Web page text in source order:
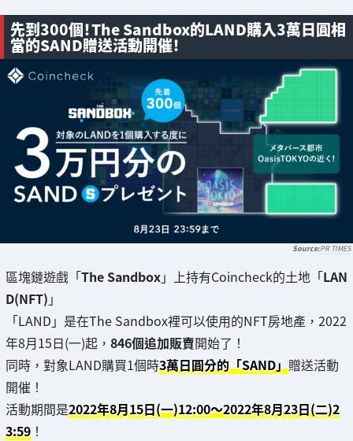
先到300個！The Sandbox的LAND購入3萬日圓相
當的SAND贈送活動開催！
PR TIMES
區塊鏈遊戲「The Sandbox」上持有Coincheck的土地「LAN
D(NFT) 」
「LAND」是在The Sandbox裡可以使用的NFT房地產，2022
年8月15日(一)起， 846個追加販賣開始了！
同時，對象LAND購買1個時3萬日圓分的「SAND」贈送活動
開催！
活動期間是2022年8月15日(一)12:00〜2022年8月23日(二)2
3:59 ！